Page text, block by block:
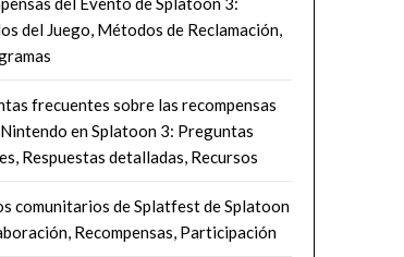
del Juego, Métodos de Reclamación,
frecuentes sobre las recompensas
en Splatoon 3: Preguntas
Respuestas detalladas, Recursos
comunitarios de Splatfest de Splatoon
Recompensas, Participación